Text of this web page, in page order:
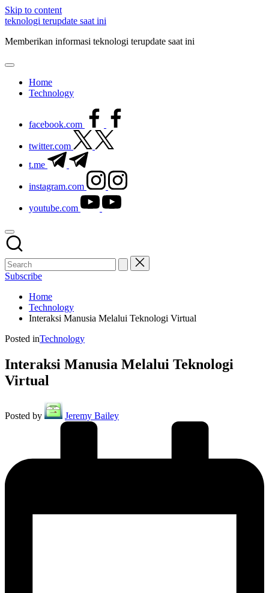
Skip to content
teknologi terupdate saat ini
Memberikan informasi teknologi terupdate saat ini
Home
Technology
facebook.com
twitter.com
t.me
instagram.com
youtube.com
Subscribe
Home
Technology
Interaksi Manusia Melalui Teknologi Virtual
Posted inTechnology
Interaksi Manusia Melalui Teknologi
Virtual
Posted by Jeremy Bailey